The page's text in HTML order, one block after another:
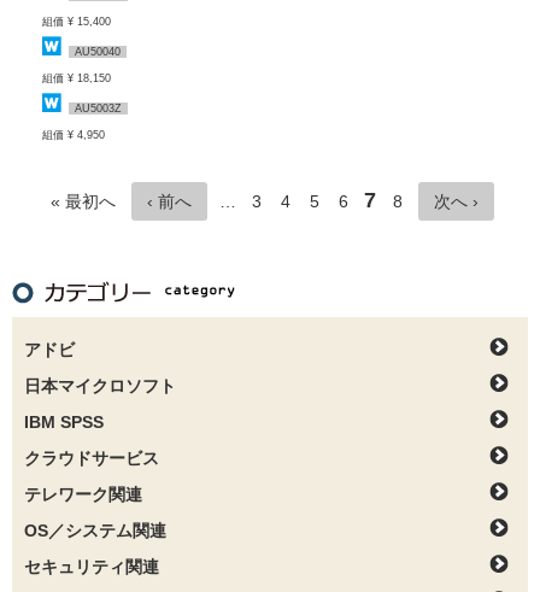
組価 ¥ 15,400
AU50040
組価 ¥ 18,150
AU5003Z
組価 ¥ 4,950
« 最初へ ‹ 前へ 3 4 5 6 7 8 次へ ›
アドビ
日本マイクロソフト
IBM SPSS
クラウドサービス
テレワーク関連
OS／システム関連
セキュリティ関連